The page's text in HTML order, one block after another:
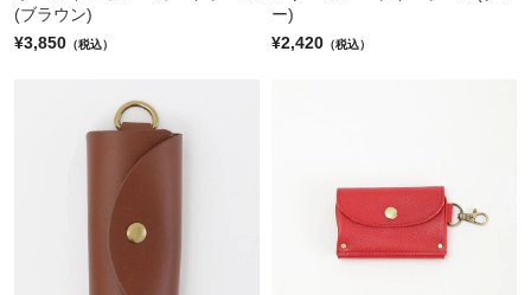
(ブラウン)
¥3,850 （税込）
ー)
¥2,420 （税込）